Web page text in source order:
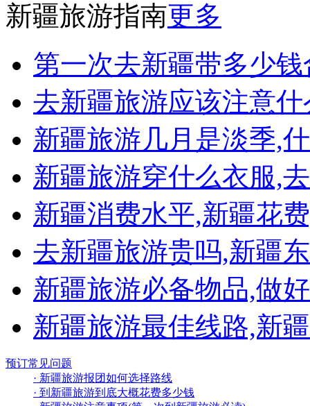
新疆旅游指南更多
第一次去新疆带多少钱
去新疆旅游应该注意
新疆旅游几月是淡季,
新疆旅游穿什么衣服,
新疆消费水平,新疆花
去新疆旅游贵吗,新疆
新疆旅游必备物品,做
新疆旅游最佳线路,新
预订常见问题
· 新疆旅游报团如何选择路线
· 到新疆旅游到底大概花费多少钱